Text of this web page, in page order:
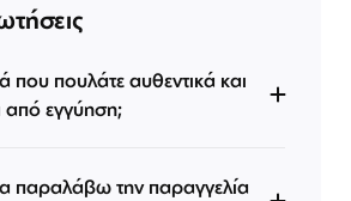
που πουλάτε αυθεντικά και
από εγγύηση;
παραλάβω την παραγγελία